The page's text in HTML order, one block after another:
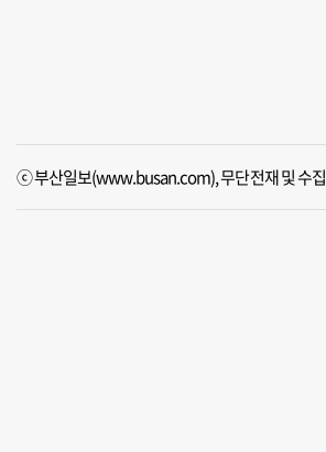
ⓒ 부산일보(www.busan.com), 무단전재 및 수